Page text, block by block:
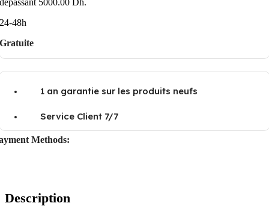
24-48h
Gratuite
1 an garantie sur les produits neufs
Service Client 7/7
Methods:
Description